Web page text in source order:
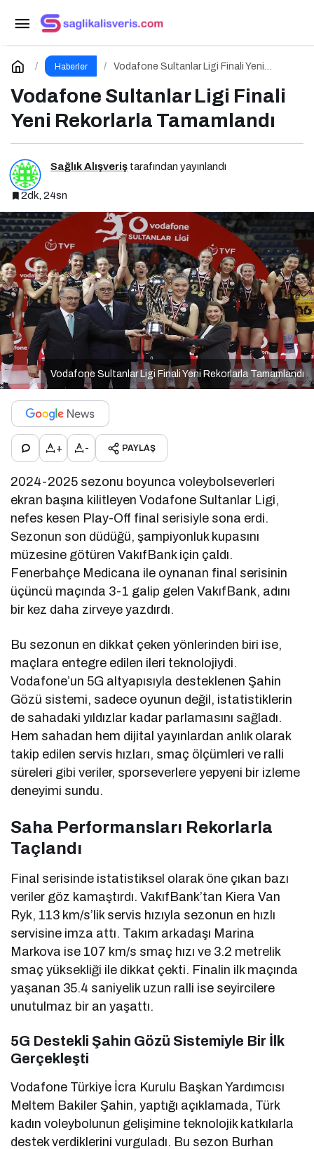
Haberler
Vodafone Sultanlar Ligi Finali Yeni
Vodafone Sultanlar Ligi Finali
Yeni Rekorlarla Tamamlandı
Sağlık Alışveriş tarafından yayınlandı
2dk, 24sn
Vodafone Sultanlar Ligi Finali Yeni Rekorlarla Tamamlandı
+ - PAYLAŞ
2024-2025 sezonu boyunca voleybolseverleri
ekran başına kilitleyen Vodafone Sultanlar Ligi,
nefes kesen Play-Off final serisiyle sona erdi.
Sezonun son düdüğü, şampiyonluk kupasını
müzesine götüren VakıfBank için çaldı.
Fenerbahçe Medicana ile oynanan final serisinin
üçüncü maçında 3-1 galip gelen VakıfBank, adını
bir kez daha zirveye yazdırdı.
Bu sezonun en dikkat çeken yönlerinden biri ise,
maçlara entegre edilen ileri teknolojiydi.
Vodafone’un 5G altyapısıyla desteklenen Şahin
Gözü sistemi, sadece oyunun değil, istatistiklerin
de sahadaki yıldızlar kadar parlamasını sağladı.
Hem sahadan hem dijital yayınlardan anlık olarak
takip edilen servis hızları, smaç ölçümleri ve ralli
süreleri gibi veriler, sporseverlere yepyeni bir izleme
deneyimi sundu.
Saha Performansları Rekorlarla
Taçlandı
Final serisinde istatistiksel olarak öne çıkan bazı
veriler göz kamaştırdı. VakıfBank’tan Kiera Van
Ryk, 113 km/s’lik servis hızıyla sezonun en hızlı
servisine imza attı. Takım arkadaşı Marina
Markova ise 107 km/s smaç hızı ve 3.2 metrelik
smaç yüksekliği ile dikkat çekti. Finalin ilk maçında
yaşanan 35.4 saniyelik uzun ralli ise seyircilere
unutulmaz bir an yaşattı.
5G Destekli Şahin Gözü Sistemiyle Bir İlk
Gerçekleşti
Vodafone Türkiye İcra Kurulu Başkan Yardımcısı
Meltem Bakiler Şahin, yaptığı açıklamada, Türk
kadın voleybolunun gelişimine teknolojik katkılarla
destek verdiklerini vurguladı. Bu sezon Burhan
Dijital Dünyada Sağlık ve Eğitim İçeriklerinin
Önemi
Yorum Yap